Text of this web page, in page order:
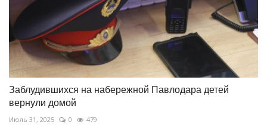
Заблудившихся на набережной Павлодара детей
вернули домой
Июль 31, 2025 0 479